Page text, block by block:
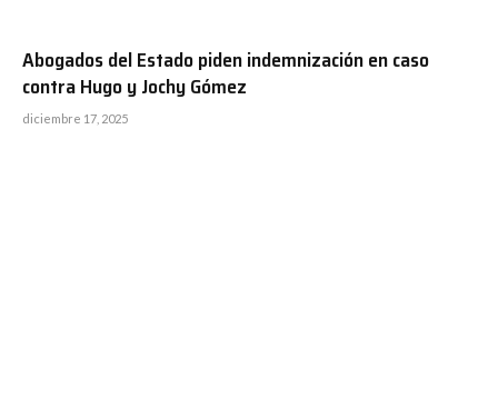
Abogados del Estado piden indemnización en caso
contra Hugo y Jochy Gómez
diciembre 17, 2025